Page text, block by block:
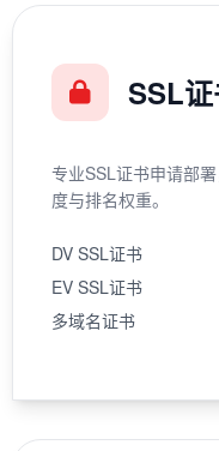
SSL
专业SSL证书申请部
度与排名权重。
DV SSL证书
EV SSL证书
多域名证书